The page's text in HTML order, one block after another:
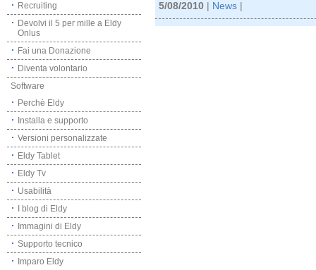
Recruiting
Devolvi il 5 per mille a Eldy
Onlus
Fai una Donazione
Diventa volontario
Software
Perchè Eldy
Installa e supporto
Versioni personalizzate
Eldy Tablet
Eldy Tv
Usabilità
I blog di Eldy
Immagini di Eldy
Supporto tecnico
Imparo Eldy
5/08/2010 News